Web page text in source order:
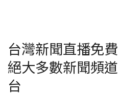
台灣新聞直播免
絕大多數新聞頻
台